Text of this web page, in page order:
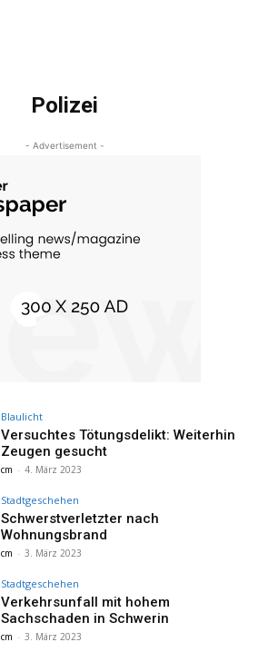
Polizei
- Advertisement -
Blaulicht
Versuchtes Tötungsdelikt: Weiterhin
Zeugen gesucht
cm - 4. März 2023
Stadtgeschehen
Schwerstverletzter nach
Wohnungsbrand
cm - 3. März 2023
Stadtgeschehen
Verkehrsunfall mit hohem
Sachschaden in Schwerin
cm - 3. März 2023